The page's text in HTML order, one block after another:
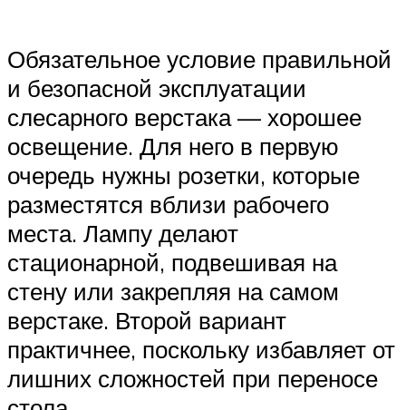
Обязательное условие правильной
и безопасной эксплуатации
слесарного верстака — хорошее
освещение. Для него в первую
очередь нужны розетки, которые
разместятся вблизи рабочего
места. Лампу делают
стационарной, подвешивая на
стену или закрепляя на самом
верстаке. Второй вариант
практичнее, поскольку избавляет от
лишних сложностей при переносе